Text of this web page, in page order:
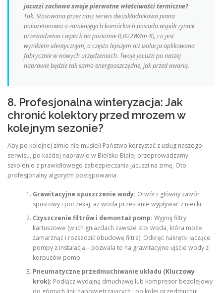
jacuzzi zachowa swoje pierwotne właściwości termiczne?
Tak. Stosowana przez nasz serwis dwuskładnikowa piana
poliuretanowa o zamkniętych komórkach posiada współczynnik
przewodzenia ciepła λ na poziomie 0,022W/(m⋅K), co jest
wynikiem identycznym, a często lepszym niż izolacja aplikowana
fabrycznie w nowych urządzeniach. Twoje jacuzzi po naszej
naprawie będzie tak samo energooszczędne, jak przed awarią.
8. Profesjonalna winteryzacja: Jak
chronić kolektory przed mrozem w
kolejnym sezonie?
Aby po kolejnej zimie nie musieli Państwo korzystać z usług naszego
serwisu, po każdej naprawie w Bielsku-Białej przeprowadzamy
szkolenie z prawidłowego zabezpieczania jacuzzi na zimę. Oto
profesjonalny algorytm postępowania:
Grawitacyjne spuszczenie wody: Otwórz główny zawór
spustowy i poczekaj, aż woda przestanie wypływać z niecki.
Czyszczenie filtrów i demontaż pomp: Wyjmij filtry
kartuszowe (w ich gniazdach zawsze stoi woda, która może
zamarznąć i rozsadzić obudowę filtra). Odkręć nakrętki łączące
pompy z instalacją – pozwala to na grawitacyjne ujście wody z
korpusów pomp.
Pneumatyczne przedmuchiwanie układu (Kluczowy
krok): Podłącz wydajną dmuchawę lub kompresor bezolejowy